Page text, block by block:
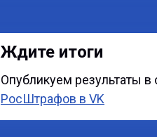
Ждите итоги
Опубликуем результаты
РосШтрафов в VK